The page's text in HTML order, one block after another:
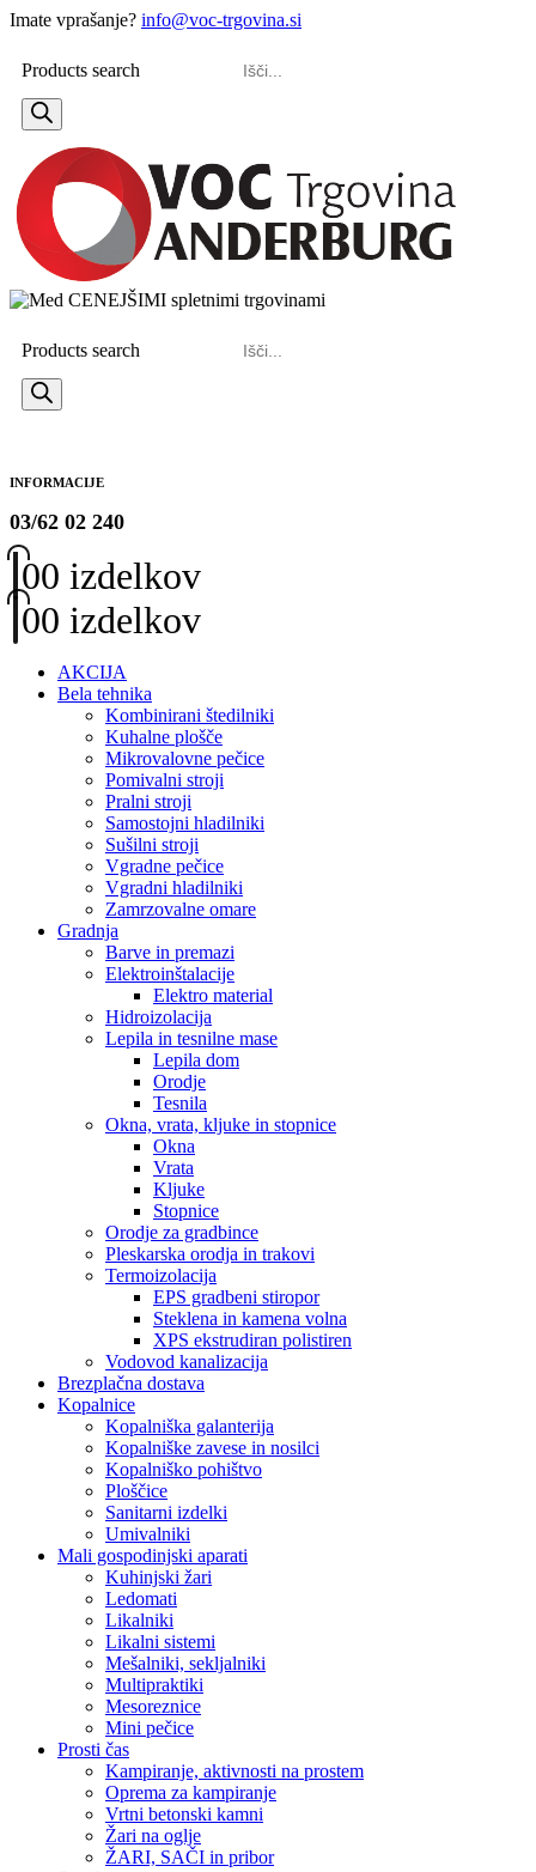
Imate vprašanje? info@voc-trgovina.si
Products search
Products search
INFORMACIJE
03/62 02 240
00 izdelkov
00 izdelkov
AKCIJA
Bela tehnika
Kombinirani štedilniki
Kuhalne plošče
Mikrovalovne pečice
Pomivalni stroji
Pralni stroji
Samostojni hladilniki
Sušilni stroji
Vgradne pečice
Vgradni hladilniki
Zamrzovalne omare
Gradnja
Barve in premazi
Elektroinštalacije
Elektro material
Hidroizolacija
Lepila in tesnilne mase
Lepila dom
Orodje
Tesnila
Okna, vrata, kljuke in stopnice
Okna
Vrata
Kljuke
Stopnice
Orodje za gradbince
Pleskarska orodja in trakovi
Termoizolacija
EPS gradbeni stiropor
Steklena in kamena volna
XPS ekstrudiran polistiren
Vodovod kanalizacija
Brezplačna dostava
Kopalnice
Kopalniška galanterija
Kopalniške zavese in nosilci
Kopalniško pohištvo
Ploščice
Sanitarni izdelki
Umivalniki
Mali gospodinjski aparati
Kuhinjski žari
Ledomati
Likalniki
Likalni sistemi
Mešalniki, sekljalniki
Multipraktiki
Mesoreznice
Mini pečice
Prosti čas
Kampiranje, aktivnosti na prostem
Oprema za kampiranje
Vrtni betonski kamni
Žari na oglje
ŽARI, SAČI in pribor